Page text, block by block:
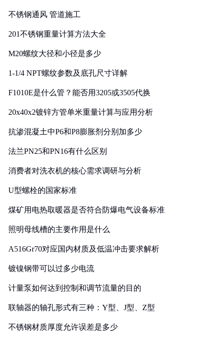
不锈钢通风 管道施工
201不锈钢重量计算方法大全
M20螺纹大径和小径是多少
1-1/4 NPT螺纹参数及底孔尺寸详解
F1010E是什么管？能否用3205或3505代换
20x40x2镀锌方管单米重量计算与应用分析
抗渗混凝土中P6和P8膨胀剂分别加多少
法兰PN25和PN16有什么区别
消费者对洗衣机的核心需求调研与分析
U型螺栓的国家标准
煤矿用电热取暖器是否符合防爆电气设备标准
照明母线槽的主要作用是什么
A516Gr70对应国内材质及低温冲击要求解析
镀镍钢带可以过多少电流
计量泵如何达到控制和调节流量的目的
联轴器的轴孔形式有三种：Y型、J型、Z型
不锈钢材质厚度允许误差是多少